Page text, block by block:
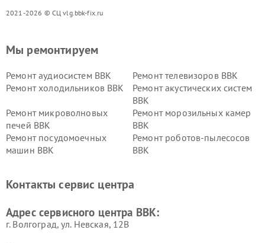
2021-2026 © СЦ vlg.bbk-fix.ru
Мы ремонтируем
Ремонт аудиосистем BBK
Ремонт телевизоров BBK
Ремонт холодильников BBK
Ремонт акустических систем
BBK
Ремонт микроволновых
печей BBK
Ремонт морозильных камер
BBK
Ремонт посудомоечных
машин BBK
Ремонт роботов-пылесосов
BBK
Ремонт винных шкафов BBK
Контакты сервис центра
Адрес сервисного центра BBK:
г. Волгоград, ул. Невская, 12В